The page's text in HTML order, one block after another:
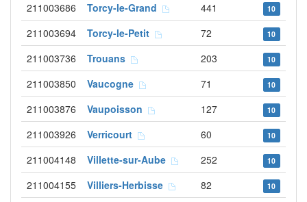
211003686 Torcy-le-Grand 441 10
211003694 Torcy-le-Petit 72 10
211003736 Trouans 203 10
211003850 Vaucogne 71 10
211003876 Vaupoisson 127 10
211003926 Verricourt 60 10
211004148 Villette-sur-Aube 252 10
211004155 Villiers-Herbisse 82 10